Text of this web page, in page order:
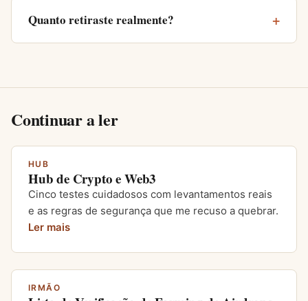
Quanto retiraste realmente?
Continuar a ler
HUB
Hub de Crypto e Web3
Cinco testes cuidadosos com levantamentos reais
e as regras de segurança que me recuso a quebrar.
Ler mais
IRMÃO